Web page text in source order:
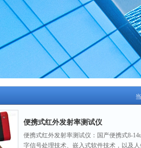
便携式红外发射率测试仪
便携式红外发射率测试仪：国产便携式8-
字信号处理技术、嵌入式软件技术，以及